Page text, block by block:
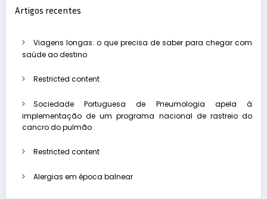
Artigos recentes
Viagens longas: o que precisa de saber para chegar com
saúde ao destino
Restricted content
Sociedade Portuguesa de Pneumologia apela à
implementação de um programa nacional de rastreio do
cancro do pulmão
Restricted content
Alergias em época balnear